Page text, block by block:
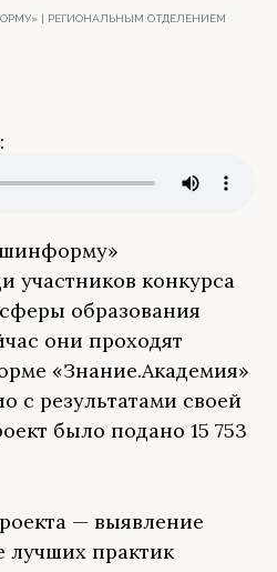
| РЕГИОНАЛЬНЫМ ОТДЕЛЕНИЕМ
участников конкурса
образования
они проходят
«Знание.Академия»
с результатами своей
было подано 15 753
— выявление
лучших практик